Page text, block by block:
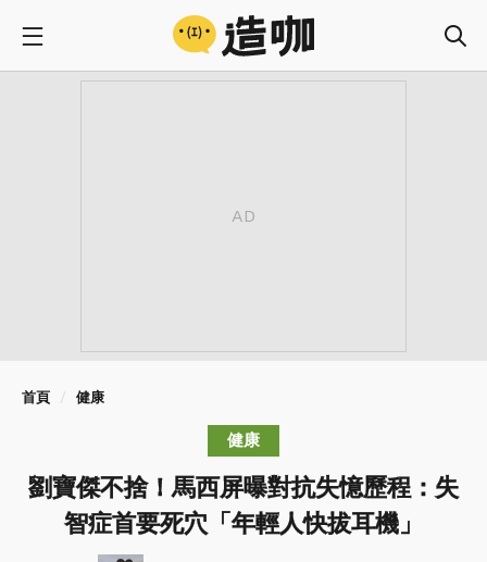
首頁 健康
健康
劉寶傑不捨！馬西屏曝對抗失憶歷程：失
智症首要死穴「年輕人快拔耳機」